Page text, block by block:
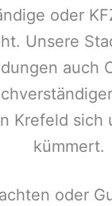
oder
Unsere
auch
Krefeld sich
kümmert.
oder